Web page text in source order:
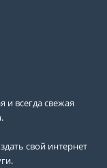
и всегда свежая
свой интернет